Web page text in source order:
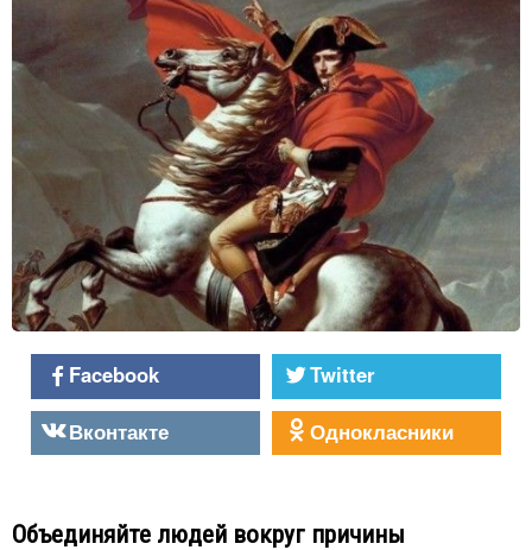
Facebook
Twitter
Вконтакте
Однокласники
Объединяйте людей вокруг причины